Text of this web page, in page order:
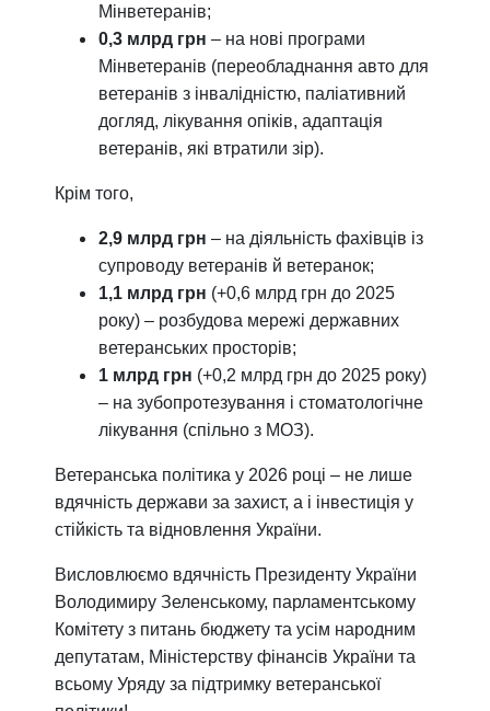
Мінветеранів;
0,3 млрд грн – на нові програми
Мінветеранів (переобладнання авто для
ветеранів з інвалідністю, паліативний
догляд, лікування опіків, адаптація
ветеранів, які втратили зір).
Крім того,
2,9 млрд грн – на діяльність фахівців із
супроводу ветеранів й ветеранок;
1,1 млрд грн (+0,6 млрд грн до 2025
року) – розбудова мережі державних
ветеранських просторів;
1 млрд грн (+0,2 млрд грн до 2025 року)
– на зубопротезування і стоматологічне
лікування (спільно з МОЗ).
Ветеранська політика у 2026 році – не лише
вдячність держави за захист, а і інвестиція у
стійкість та відновлення України.
Висловлюємо вдячність Президенту України
Володимиру Зеленському, парламентському
Комітету з питань бюджету та усім народним
депутатам, Міністерству фінансів України та
всьому Уряду за підтримку ветеранської